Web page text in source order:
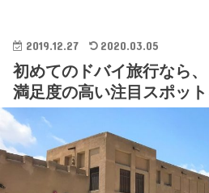
2019.12.27 2020.03.05
初めてのドバイ旅行なら
満足度の高い注目スポッ